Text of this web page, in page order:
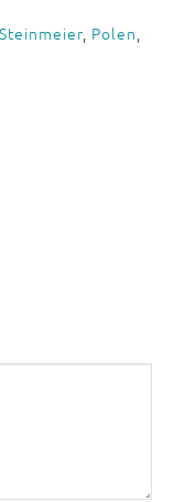
, Polen,